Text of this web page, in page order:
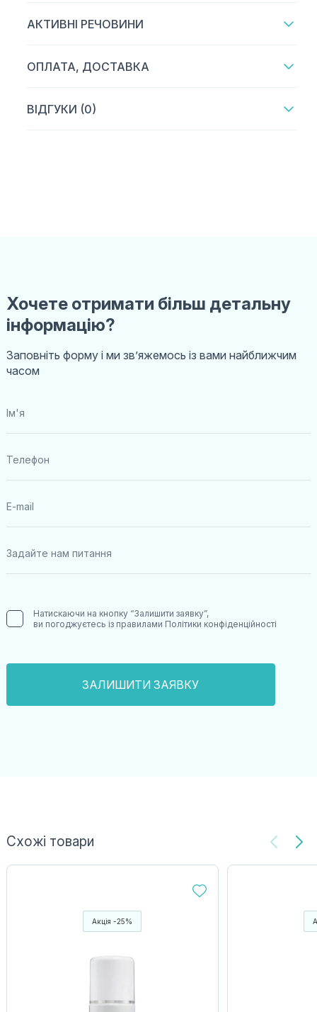
АКТИВНІ РЕЧОВИНИ
ОПЛАТА, ДОСТАВКА
ВІДГУКИ (0)
Хочете отримати більш детальну
інформацію?
Заповніть форму і ми звʼяжемось із вами найближчим
часом
Натискаючи на кнопку “Залишити заявку”,
ви погоджуєтесь із правилами Політики конфіденційності
Схожі товари
Акція -25%